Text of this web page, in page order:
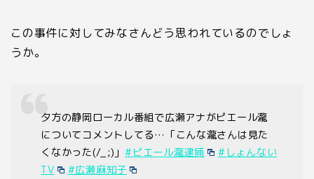
この事件に対してみなさんどう思われているのでしょ
うか。
夕方の静岡ローカル番組で広瀬アナがピエール瀧
についてコメントしてる…「こんな瀧さんは見た
くなかった(/_;)」#ピエール瀧逮捕
#しょんない
TV
#広瀬麻知子